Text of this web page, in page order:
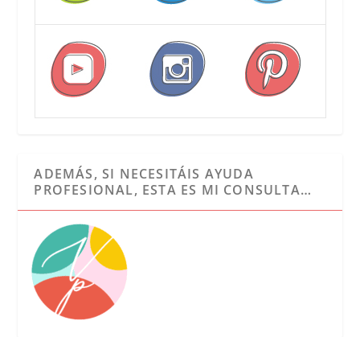
ADEMÁS, SI NECESITÁIS AYUDA
PROFESIONAL, ESTA ES MI CONSULTA…